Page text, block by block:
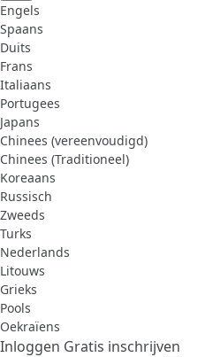
Engels
Spaans
Duits
Frans
Italiaans
Portugees
Japans
Chinees (vereenvoudigd)
Chinees (Traditioneel)
Koreaans
Russisch
Zweeds
Turks
Nederlands
Litouws
Grieks
Pools
Oekraïens
Inloggen Gratis inschrijven